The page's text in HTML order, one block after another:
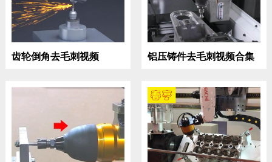
齿轮倒角去毛刺视频 铝压铸件去毛刺视频合集